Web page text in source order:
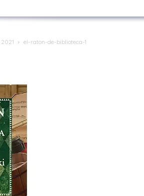
el-raton-de-biblioteca-1